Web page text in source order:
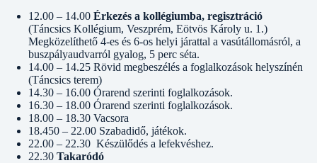
12.00 – 14.00 Érkezés a kollégiumba, regisztráció
(Táncsics Kollégium, Veszprém, Eötvös Károly u. 1.)
Megközelíthető 4-es és 6-os helyi járattal a vasútállomásról, a
buszpályaudvarról gyalog, 5 perc séta.
14.00 – 14.25 Rövid megbeszélés a foglalkozások helyszínén
(Táncsics terem)
14.30 – 16.00 Órarend szerinti foglalkozások.
16.30 – 18.00 Órarend szerinti foglalkozások.
18.00 – 18.30 Vacsora
18.450 – 22.00 Szabadidő, játékok.
22.00 – 22.30 Készülődés a lefekvéshez.
22.30 Takaródó